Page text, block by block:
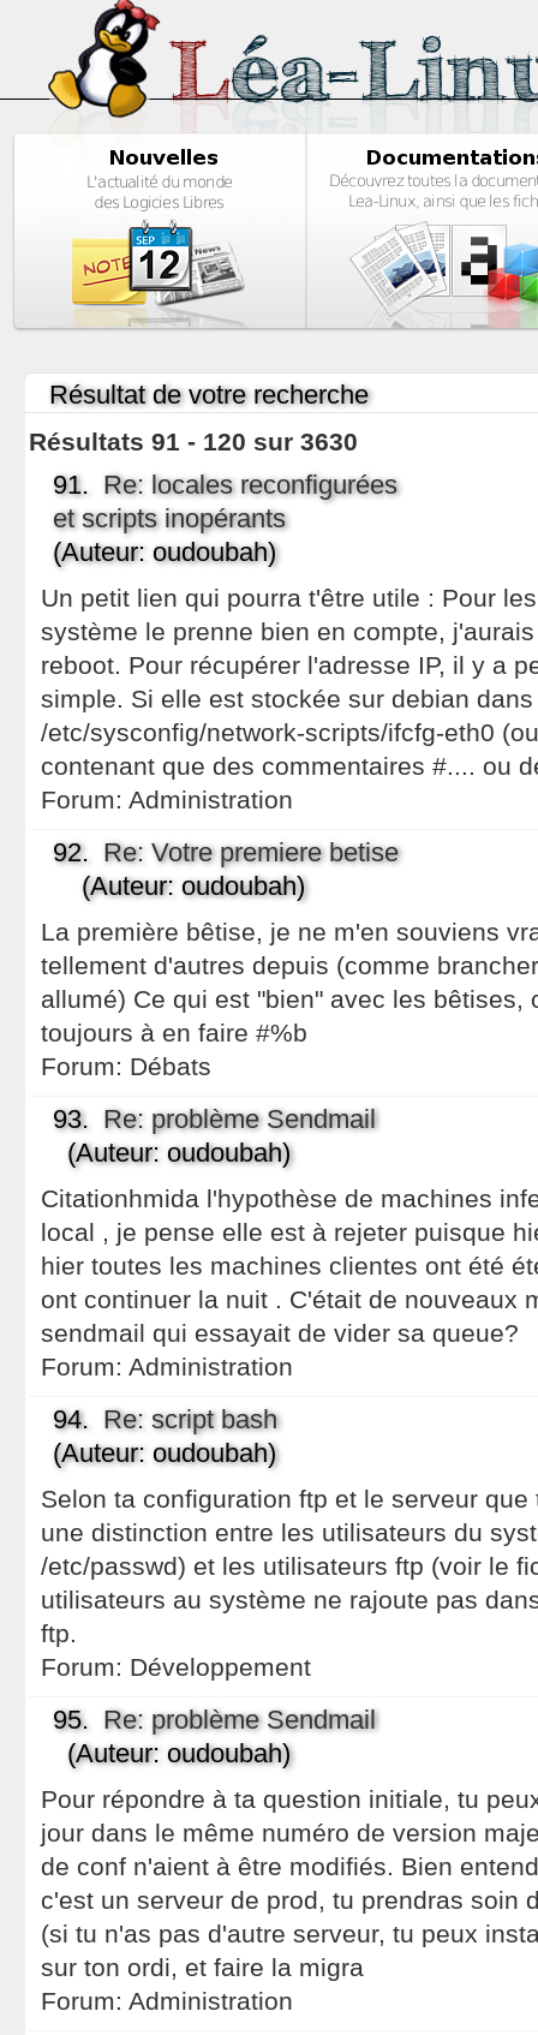
Résultat de votre recherche
Résultats 91 - 120 sur 3630
91. Re: locales reconfigurées
et scripts inopérants
(Auteur: oudoubah)
Un petit lien qui pourra t'être utile : Pour
système le prenne bien en compte,
reboot. Pour récupérer l'adresse IP, il y a
simple. Si elle est stockée sur debian
/etc/sysconfig/network-scripts/ifcfg-eth0
contenant que des commentaires #.... ou
Forum: Administration
92. Re: Votre premiere betise
(Auteur: oudoubah)
La première bêtise, je ne m'en souviens
tellement d'autres depuis (comme
allumé) Ce qui est "bien" avec les bêtises,
toujours à en faire #%b
Forum: Débats
93. Re: problème Sendmail
(Auteur: oudoubah)
Citationhmida l'hypothèse de machines
local , je pense elle est à rejeter puisque
hier toutes les machines clientes ont été
ont continuer la nuit . C'était de nouveaux
sendmail qui essayait de vider sa queue?
Forum: Administration
94. Re: script bash
(Auteur: oudoubah)
Selon ta configuration ftp et le serveur
une distinction entre les utilisateurs du
/etc/passwd) et les utilisateurs ftp (voir le
utilisateurs au système ne rajoute pas
ftp.
Forum: Développement
95. Re: problème Sendmail
(Auteur: oudoubah)
Pour répondre à ta question initiale, tu
jour dans le même numéro de version
de conf n'aient à être modifiés. Bien
c'est un serveur de prod, tu prendras soin
(si tu n'as pas d'autre serveur, tu peux
sur ton ordi, et faire la migra
Forum: Administration